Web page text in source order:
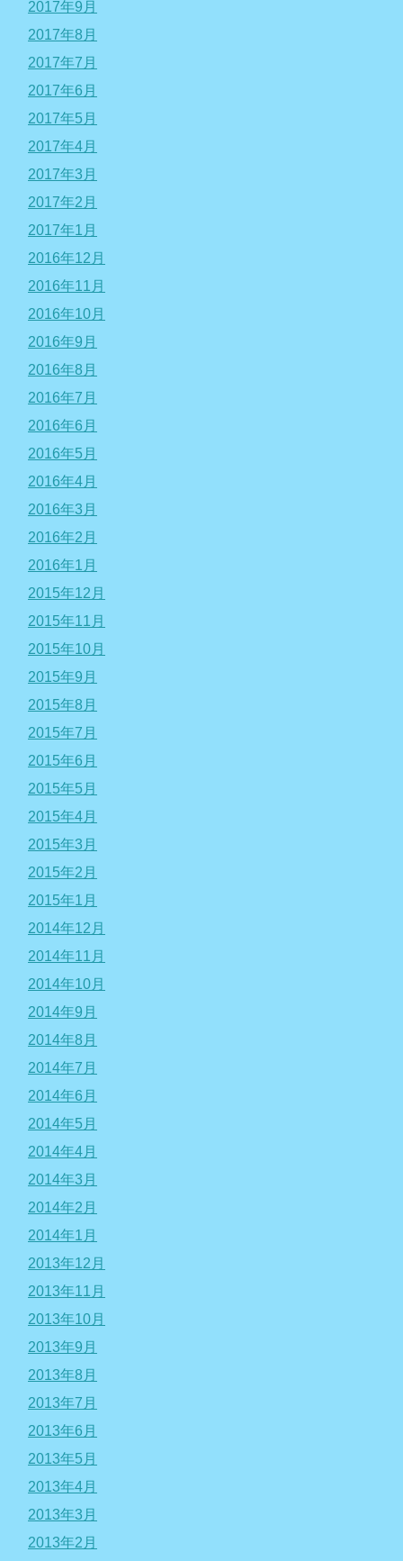
2017年9月
2017年8月
2017年7月
2017年6月
2017年5月
2017年4月
2017年3月
2017年2月
2017年1月
2016年12月
2016年11月
2016年10月
2016年9月
2016年8月
2016年7月
2016年6月
2016年5月
2016年4月
2016年3月
2016年2月
2016年1月
2015年12月
2015年11月
2015年10月
2015年9月
2015年8月
2015年7月
2015年6月
2015年5月
2015年4月
2015年3月
2015年2月
2015年1月
2014年12月
2014年11月
2014年10月
2014年9月
2014年8月
2014年7月
2014年6月
2014年5月
2014年4月
2014年3月
2014年2月
2014年1月
2013年12月
2013年11月
2013年10月
2013年9月
2013年8月
2013年7月
2013年6月
2013年5月
2013年4月
2013年3月
2013年2月